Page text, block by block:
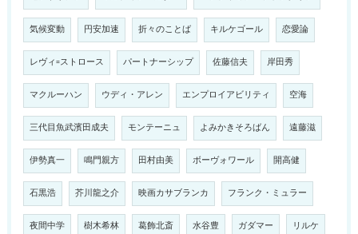
気候変動 円安加速 折々のことば キルケゴール 恋愛論
レヴィ=ストロース パートナーシップ 佐藤信夫 岸田秀
マクルーハン ウディ・アレン エンプロイアビリティ 空海
三代目魚武濱田成夫 モンテーニュ よみかきそろばん 遠藤滋
伊勢真一 鳴門親方 田村由美 ボーヴォワール 開高健
石黒浩 芥川龍之介 映画カサブランカ フランク・ミュラー
夜間中学 樹木希林 葛飾北斎 水谷豊 ガダマー リルケ